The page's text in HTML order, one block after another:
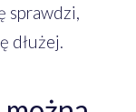
sprawdzi,
dłużej.